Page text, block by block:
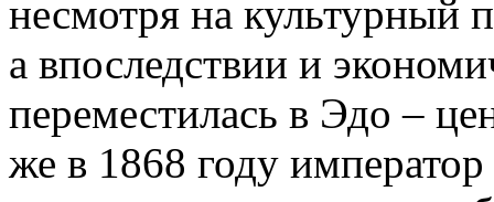
несмотря на культурный
а впоследствии и
переместилась в Эдо –
же в 1868 году